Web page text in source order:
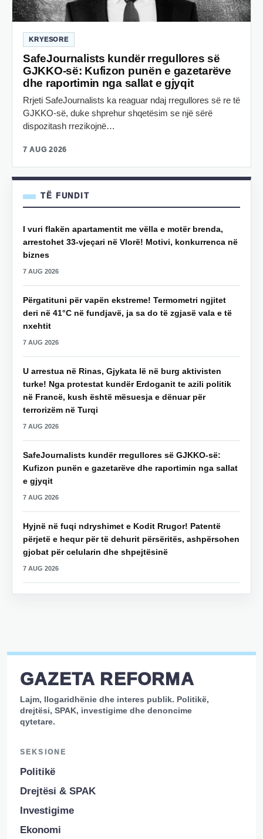
KRYESORE
SafeJournalists kundër rregullores së
GJKKO-së: Kufizon punën e gazetarëve
dhe raportimin nga sallat e gjyqit
Rrjeti SafeJournalists ka reaguar ndaj rregullores së re të
GJKKO-së, duke shprehur shqetësim se një sërë
dispozitash rrezikojnë…
7 AUG 2026
TË FUNDIT
I vuri flakën apartamentit me vëlla e motër brenda,
arrestohet 33-vjeçari në Vlorë! Motivi, konkurrenca në
biznes
7 AUG 2026
Përgatituni për vapën ekstreme! Termometri ngjitet
deri në 41°C në fundjavë, ja sa do të zgjasë vala e të
nxehtit
7 AUG 2026
U arrestua në Rinas, Gjykata lë në burg aktivisten
turke! Nga protestat kundër Erdoganit te azili politik
në Francë, kush është mësuesja e dënuar për
terrorizëm në Turqi
7 AUG 2026
SafeJournalists kundër rregullores së GJKKO-së:
Kufizon punën e gazetarëve dhe raportimin nga sallat
e gjyqit
7 AUG 2026
Hyjnë në fuqi ndryshimet e Kodit Rrugor! Patentë
përjetë e hequr për të dehurit përsëritës, ashpërsohen
gjobat për celularin dhe shpejtësinë
7 AUG 2026
GAZETA REFORMA
Lajm, llogaridhënie dhe interes publik. Politikë,
drejtësi, SPAK, investigime dhe denoncime
qytetare.
SEKSIONE
Politikë
Drejtësi & SPAK
Investigime
Ekonomi